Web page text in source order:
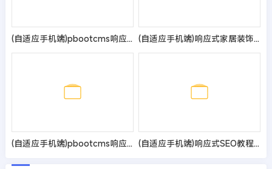
(自适应手机端)pbootcms响应式绿色灯具照明网站模板 LED光源电灯网站源码 (自适应手机端)响应式家居装饰网站pbootcms模板 装修设计类网站源码
(自适应手机端)pbootcms响应式医疗机构企业网站模板 紫色美容整形医院网站源码 (自适应手机端)响应式SEO教程资讯类网站pbootcms模板 SEO博客优化网站源码